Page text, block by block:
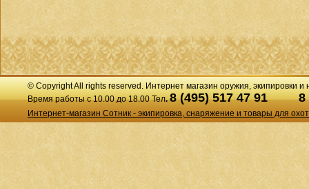
© Copyright All rights reserved. Интернет магазин оружия, экипировки и
Время работы с 10.00 до 18.00 Тел. 8 (495) 517 47 918
Интернет-магазин Сотник - экипировка, снаряжение и товары для